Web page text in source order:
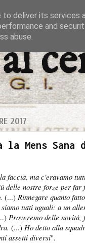
2017
la Mens Sana
faccia, ma c'eravamo
delle nostre forze per
(...) Rinnegare quanto
tutti uguali: a un
Proveremo delle novità,
(...) Ho detto alla
assetti diversi".
deliver its services
and
abuse.